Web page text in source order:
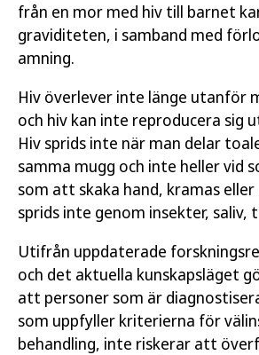
från en mor med hiv till barnet
graviditeten, i samband med
amning.
Hiv överlever inte länge utanför
och hiv kan inte reproducera sig
Hiv sprids inte när man delar
samma mugg och inte heller vid
som att skaka hand, kramas eller
sprids inte genom insekter, saliv,
Utifrån uppdaterade
och det aktuella kunskapsläget
att personer som är
som uppfyller kriterierna för
behandling, inte riskerar att